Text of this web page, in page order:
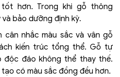
hơn. Trong khi gỗ thông
bảo dưỡng định kỳ.
cân nhắc màu sắc và vân gỗ
kiến trúc tổng thể. Gỗ tự
độc đáo không thể thay thế.
có màu sắc đồng đều hơn.